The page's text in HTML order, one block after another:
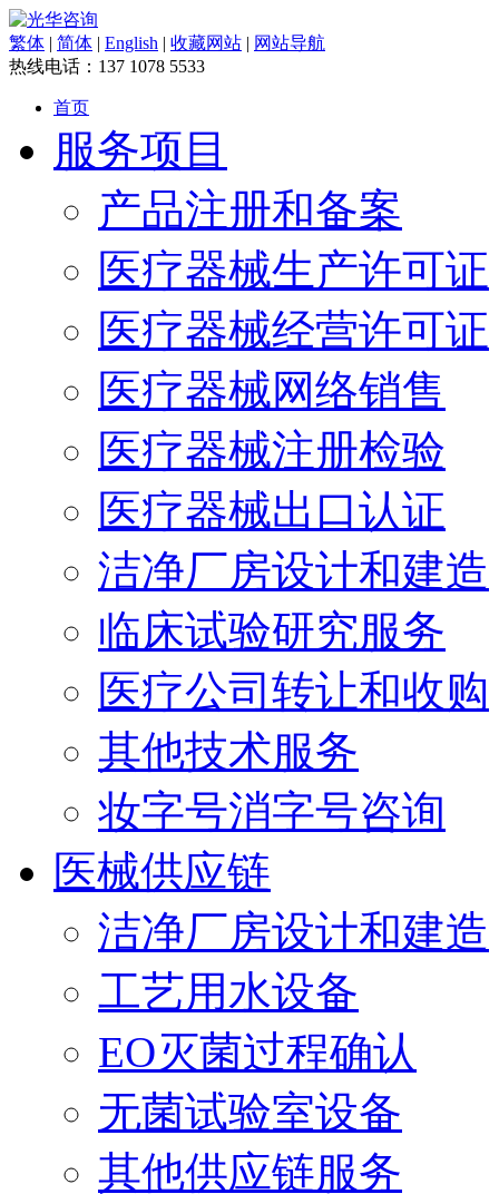
繁体 | 简体 | English | 收藏网站 | 网站导航
热线电话： 137 1078 5533
首页
服务项目
产品注册和备案
医疗器械生产许可证
医疗器械经营许可证
医疗器械网络销售
医疗器械注册检验
医疗器械出口认证
洁净厂房设计和建造
临床试验研究服务
医疗公司转让和收购
其他技术服务
妆字号消字号咨询
医械供应链
洁净厂房设计和建造
工艺用水设备
EO灭菌过程确认
无菌试验室设备
其他供应链服务